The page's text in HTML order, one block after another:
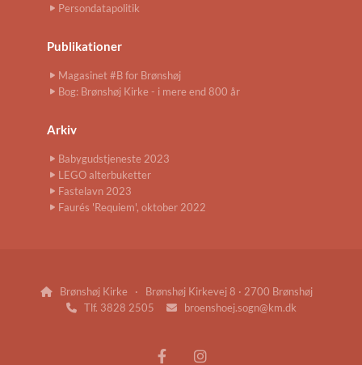
Persondatapolitik
Publikationer
Magasinet #B for Brønshøj
Bog: Brønshøj Kirke - i mere end 800 år
Arkiv
Babygudstjeneste 2023
LEGO alterbuketter
Fastelavn 2023
Faurés 'Requiem', oktober 2022
Brønshøj Kirke · Brønshøj Kirkevej 8 · 2700 Brønshøj
Tlf. 3828 2505 broenshoej.sogn@km.dk